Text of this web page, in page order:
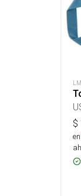
$
en